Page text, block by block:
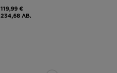
119,99 €
234,68 ЛВ.